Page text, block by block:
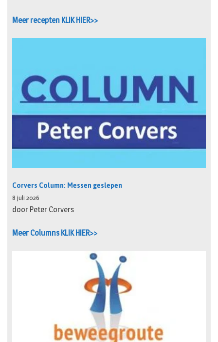
Meer recepten KLIK HIER>>
Corvers Column: Messen geslepen
8 juli 2026
door Peter Corvers
Meer Columns KLIK HIER>>